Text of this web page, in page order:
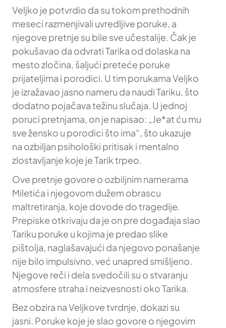
Veljko je potvrdio da su tokom prethodnih
meseci razmenjivali uvredljive poruke, a
njegove pretnje su bile sve učestalije. Čak je
pokušavao da odvrati Tarika od dolaska na
mesto zločina, šaljući preteće poruke
prijateljima i porodici. U tim porukama Veljko
je izražavao jasno nameru da naudi Tariku, što
dodatno pojačava težinu slučaja. U jednoj
poruci pretnjama, on je napisao: „Je*at ću mu
sve žensko u porodici što ima“, što ukazuje
na ozbiljan psihološki pritisak i mentalno
zlostavljanje koje je Tarik trpeo.
Ove pretnje govore o ozbiljnim namerama
Miletića i njegovom dužem obrascu
maltretiranja, koje dovode do tragedije.
Prepiske otkrivaju da je on pre događaja slao
Tariku poruke u kojima je predao slike
pištolja, naglašavajući da njegovo ponašanje
nije bilo impulsivno, već unapred smišljeno.
Njegove reči i dela svedočili su o stvaranju
atmosfere straha i neizvesnosti oko Tarika.
Bez obzira na Veljkove tvrdnje, dokazi su
jasni. Poruke koje je slao govore o njegovim